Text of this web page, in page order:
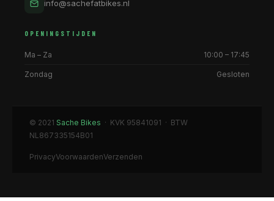
info@sachefatbikes.nl
OPENINGSTIJDEN
Ma – Za 10:00 – 17:45
Zondag Gesloten
© 2021 Sache Bikes · KVK 95841091 · BTW
NL867335154B01
PrivacyVoorwaardenVerzenden